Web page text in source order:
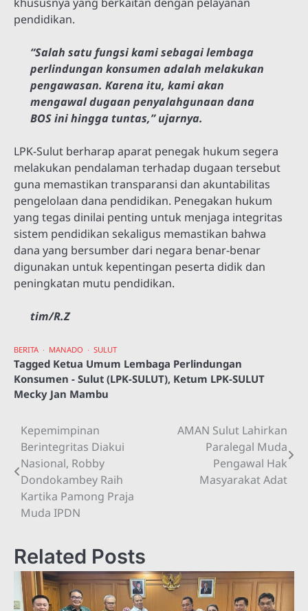
pendidikan.
“Salah satu fungsi kami sebagai lembaga
perlindungan konsumen adalah melakukan
pengawasan. Karena itu, kami akan
mengawal dugaan penyalahgunaan dana
BOS ini hingga tuntas,” ujarnya.
LPK-Sulut berharap aparat penegak hukum segera
melakukan pendalaman terhadap dugaan tersebut
guna memastikan transparansi dan akuntabilitas
pengelolaan dana pendidikan. Penegakan hukum
yang tegas dinilai penting untuk menjaga integritas
sistem pendidikan sekaligus memastikan bahwa
dana yang bersumber dari negara benar-benar
digunakan untuk kepentingan peserta didik dan
peningkatan mutu pendidikan.
tim/R.Z
BERITA MANADO SULUT
Tagged Ketua Umum Lembaga Perlindungan
Konsumen - Sulut (LPK-SULUT), Ketum LPK-SULUT
Mecky Jan Mambu
Navigasi
pos
Kepemimpinan
Berintegritas Diakui
Nasional, Robby
Dondokambey Raih
Kartika Pamong Praja
Muda IPDN
AMAN Sulut Lahirkan
Paralegal Muda
Pengawal Hak
Masyarakat Adat
Related Posts